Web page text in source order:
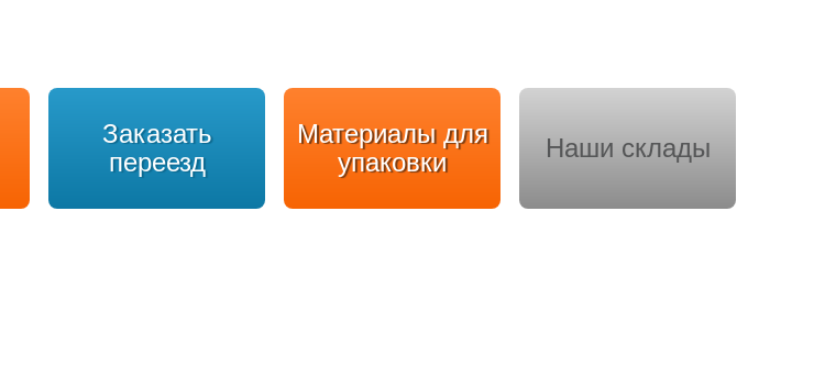
Заказать
переезд
Материалы для
упаковки
Наши склады